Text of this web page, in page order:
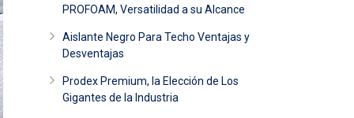
PROFOAM, Versatilidad a su Alcance
Aislante Negro Para Techo Ventajas y
Desventajas
Prodex Premium, la Elección de Los
Gigantes de la Industria